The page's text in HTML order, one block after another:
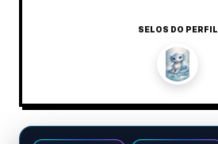
SELOS DO PERFIL